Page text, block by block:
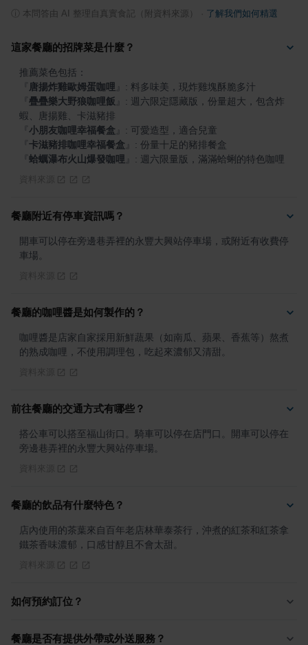
本問答由 AI 整理自真實食記（附資料來源） 了解我們如何精選
這家餐廳的招牌菜是什麼？
唐揚炸雞歐姆蛋咖哩
疊疊樂大野狼咖哩飯
: 週六限定隱藏版，份量超大，包含炸
小朋友咖哩幸福餐盒
卡滋豬排咖哩幸福餐盒
蛤蠣瀑布火山爆發咖哩 : 週六限量版，滿滿蛤蜊的特色咖哩
餐廳附近有停車資訊嗎？
開車可以停在旁邊巷弄裡的永豐大興站停車場，或附近有收費停
車場。
餐廳的咖哩醬是如何製作的？
咖哩醬是店家自家採用新鮮蔬果（如南瓜、蘋果、香蕉等）熬煮
的熟成咖哩，不使用調理包，吃起來濃郁又清甜。
前往餐廳的交通方式有哪些？
搭公車可以搭至福山街口。騎車可以停在店門口。開車可以停在
旁邊巷弄裡的永豐大興站停車場。
餐廳的飲品有什麼特色？
店內使用的茶葉來自百年老店林華泰茶行，沖煮的紅茶和紅茶拿
鐵茶香味濃郁，口感甘醇且不會太甜。
如何預約訂位？
餐廳是否有提供外帶或外送服務？